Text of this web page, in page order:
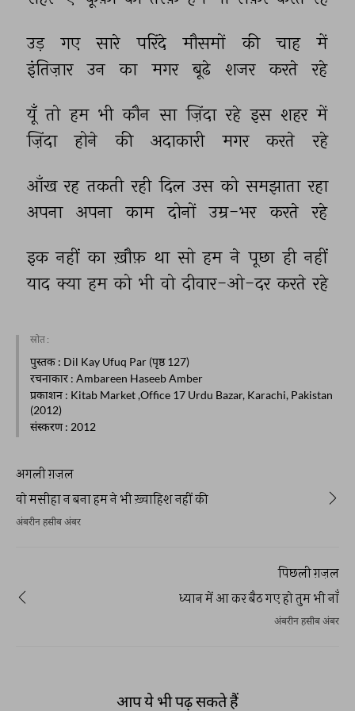
उड़ गए सारे परिंदे मौसमों की चाह
में
इंतिज़ार
उन का मगर बूढे शजर करते रहे
यूँ तो हम भी कौन सा ज़िंदा रहे इस शहर में
ज़िंदा
होने की अदाकारी मगर करते रहे
आँख रह तकती रही दिल उस को समझाता रहा
अपना अपना काम दोनों उम्र-भर करते रहे
इक नहीं का ख़ौफ़ था सो हम ने पूछा ही नहीं
याद क्या हम को भी वो दीवार-ओ-दर करते रहे
स्रोत :
पुस्तक : Dil Kay Ufuq Par (पृष्ठ 127)
रचनाकार : Ambareen Haseeb Amber
प्रकाशन : Kitab Market ,Office 17 Urdu Bazar, Karachi, Pakistan
(2012)
संस्करण: 2012
अगली ग़ज़ल
वो मसीहा न बना हम ने भी ख़्वाहिश नहीं की
अंबरीन हसीब अंबर
पिछली ग़ज़ल
ध्यान में आ कर बैठ गए हो तुम भी नाँ
अंबरीन हसीब अंबर
आप ये भी पढ़ सकते हैं